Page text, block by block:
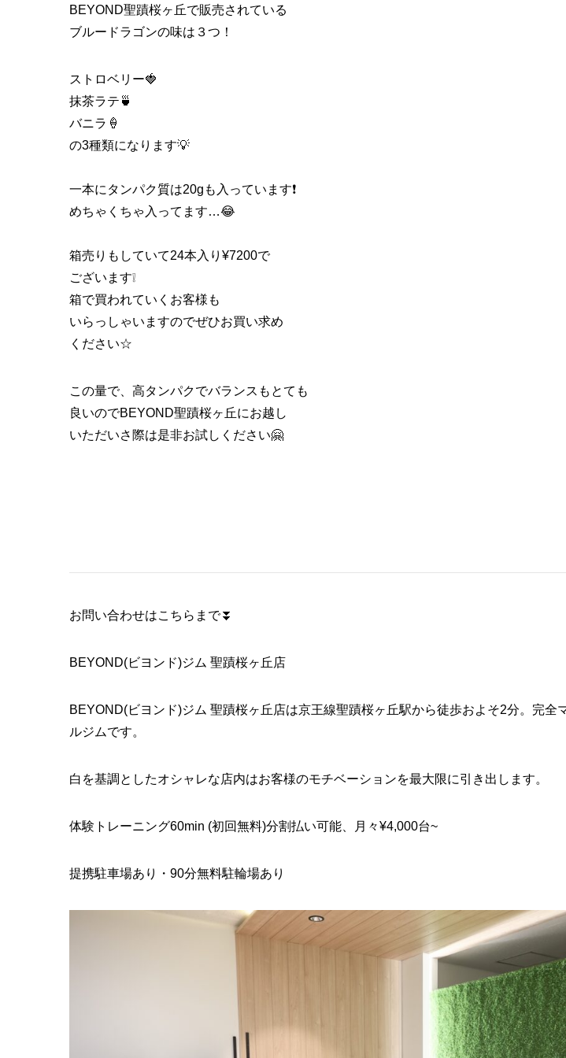
BEYOND聖蹟桜ヶ丘で販売されている
ブルードラゴンの味は３つ！
ストロベリー🍓
抹茶ラテ🍵
バニラ🍦
の3種類になります💡
一本にタンパク質は20gも入っています❗️
めちゃくちゃ入ってます…😂
箱売りもしていて24本入り¥7200で
ございます❕
箱で買われていくお客様も
いらっしゃいますのでぜひお買い求め
ください☆
この量で、高タンパクでバランスもとても
良いのでBEYOND聖蹟桜ヶ丘にお越し
いただいさ際は是非お試しください🤗
お問い合わせはこちらまで⏬
BEYOND(ビヨンド)ジム 聖蹟桜ヶ丘店
BEYOND(ビヨンド)ジム 聖蹟桜ヶ丘店は京王線聖蹟桜ヶ丘駅から徒歩およそ2分。完全
ルジムです。
白を基調としたオシャレな店内はお客様のモチベーションを最大限に引き出します。
体験トレーニング60min (初回無料)分割払い可能、月々¥4,000台~
提携駐車場あり・90分無料駐輪場あり